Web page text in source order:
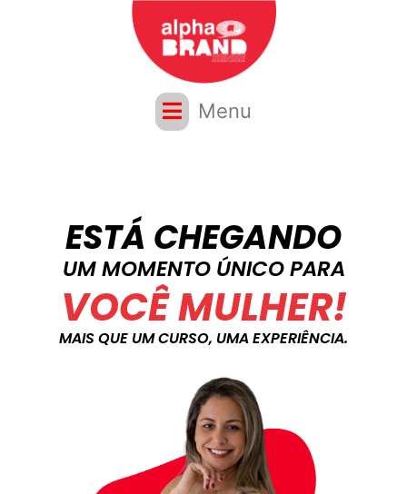
Menu
ESTÁ CHEGANDO
UM MOMENTO ÚNICO PARA
VOCÊ MULHER!
MAIS QUE UM CURSO, UMA EXPERIÊNCIA.